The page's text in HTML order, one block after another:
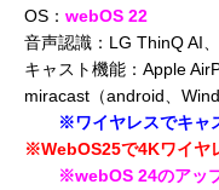
OS： webOS 22
音声認識：LG ThinQ AI
キャスト機能：Apple
miracast（android、
※ワイヤレスでキャ
※WebOS25で4Kワイヤ
※webOS 24のアッ